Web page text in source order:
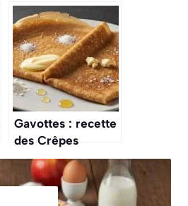
recette facile et
rapide
Gavottes : recette
des Crêpes
Dentelle de
Bretagne